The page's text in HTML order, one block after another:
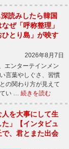
読みしたら韓国
ぜ「呼称整理」
とり島」が映す
2026年8月7日
エンターテインメン
言葉やしぐさ、習慣
の関わり方が見えて
い … 続きを読む
を大事にして生
」【インタビュ
、君とまた出会